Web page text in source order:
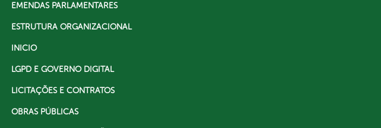
EMENDAS PARLAMENTARES
ESTRUTURA ORGANIZACIONAL
INICIO
LGPD E GOVERNO DIGITAL
LICITAÇÕES E CONTRATOS
OBRAS PÚBLICAS